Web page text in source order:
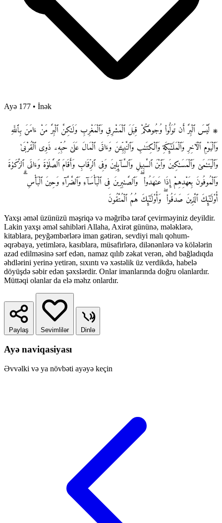
Ayə 177 • İnək
۞ لَّيْسَ ٱلْبِرَّ أَن تُوَلُّوا۟ وُجُوهَكُمْ قِبَلَ ٱلْمَشْرِقِ وَٱلْمَغْرِبِ وَلَـٰكِنَّ ٱلْبِرَّ مَنْ ءَامَنَ بِٱللَّهِ
وَٱلْيَوْمِ ٱلْـَٔاخِرِ وَٱلْمَلَـٰٓئِكَةِ وَٱلْكِتَـٰبِ وَٱلنَّبِيِّـۧنَ وَءَاتَى ٱلْمَالَ عَلَىٰ حُبِّهِۦ ذَوِى ٱلْقُرْبَىٰ
وَٱلْيَتَـٰمَىٰ وَٱلْمَسَـٰكِينَ وَٱبْنَ ٱلسَّبِيلِ وَٱلسَّآئِلِينَ وَفِى ٱلرِّقَابِ وَأَقَامَ ٱلصَّلَوٰةَ وَءَاتَى ٱلزَّكَوٰةَ
وَٱلْمُوفُونَ بِعَهْدِهِمْ إِذَا عَـٰهَدُوا۟ ۖ وَٱلصَّـٰبِرِينَ فِى ٱلْبَأْسَآءِ وَٱلضَّرَّآءِ وَحِينَ ٱلْبَأْسِ ۗ
أُو۟لَـٰٓئِكَ ٱلَّذِينَ صَدَقُوا۟ ۖ وَأُو۟لَـٰٓئِكَ هُمُ ٱلْمُتَّقُونَ
Yaxşı əməl üzünüzü məşriqə və məğribə tərəf çevirməyiniz deyildir.
Lakin yaxşı əməl sahibləri Allaha, Axirət gününə, mələklərə,
kitablara, peyğəmbərlərə iman gətirən, sevdiyi malı qohum-
əqrəbaya, yetimlərə, kasıblara, müsafirlərə, dilənənlərə və kölələrin
azad edilməsinə sərf edən, namaz qılıb zəkat verən, əhd bağladıqda
əhdlərini yerinə yetirən, sıxıntı və xəstəlik üz verdikdə, habelə
döyüşdə səbir edən şəxslərdir. Onlar imanlarında doğru olanlardır.
Müttəqi olanlar da elə məhz onlardır.
Paylaş Sevimlilər Dinlə
Ayə naviqasiyası
Əvvəlki və ya növbəti ayəyə keçin